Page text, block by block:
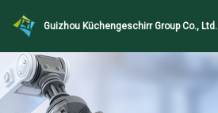
Guizhou Küchengeschirr Group Co., Ltd.